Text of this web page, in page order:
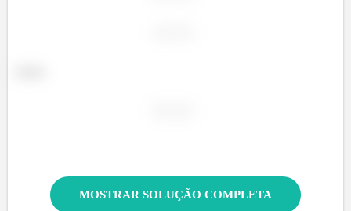
MOSTRAR SOLUÇÃO COMPLETA